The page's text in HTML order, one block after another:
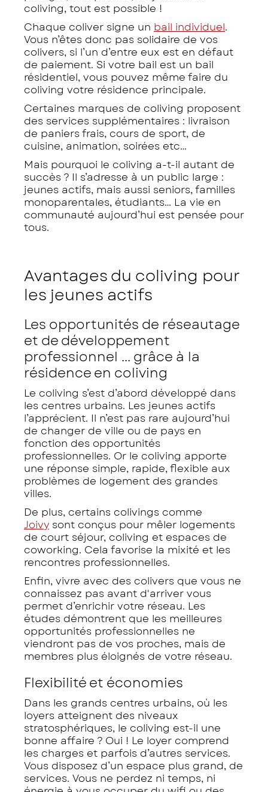
coliving, tout est possible !
Chaque coliver signe un bail individuel.
Vous n’êtes donc pas solidaire de vos
colivers, si l’un d’entre eux est en défaut
de paiement. Si votre bail est un bail
résidentiel, vous pouvez même faire du
coliving votre résidence principale.
Certaines marques de coliving proposent
des services supplémentaires : livraison
de paniers frais, cours de sport, de
cuisine, animation, soirées etc…
Mais pourquoi le coliving a-t-il autant de
succès ? Il s’adresse à un public large :
jeunes actifs, mais aussi seniors, familles
monoparentales, étudiants… La vie en
communauté aujourd’hui est pensée pour
tous.
Avantages du coliving pour
les jeunes actifs
Les opportunités de réseautage
et de développement
professionnel ... grâce à la
résidence en coliving
Le coliving s’est d’abord développé dans
les centres urbains. Les jeunes actifs
l’apprécient. Il n’est pas rare aujourd’hui
de changer de ville ou de pays en
fonction des opportunités
professionnelles. Or le coliving apporte
une réponse simple, rapide, flexible aux
problèmes de logement des grandes
villes.
De plus, certains colivings comme
Joivy sont conçus pour mêler logements
de court séjour, coliving et espaces de
coworking. Cela favorise la mixité et les
rencontres professionnelles.
Enfin, vivre avec des colivers que vous ne
connaissez pas avant d'arriver vous
permet d’enrichir votre réseau. Les
études démontrent que les meilleures
opportunités professionnelles ne
viendront pas de vos proches, mais de
membres plus éloignés de votre réseau.
Flexibilité et économies
Dans les grands centres urbains, où les
loyers atteignent des niveaux
stratosphériques, le coliving est-il une
bonne affaire ? Oui ! Le loyer comprend
les charges et parfois d’autres services.
Vous disposez d’un espace plus grand, de
services. Vous ne perdez ni temps, ni